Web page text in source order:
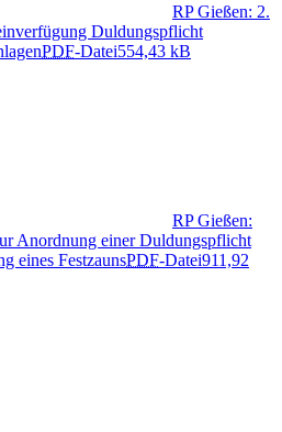
RP Gießen: 2.
Duldungspflicht
PDF-Datei554,43 kB
RP Gießen:
Anordnung einer Duldungspflicht
eines FestzaunsPDF-Datei911,92